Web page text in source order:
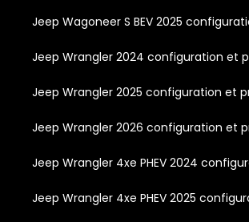
Jeep Wagoneer S BEV 2025
Jeep Wrangler 2024 configuration et
Jeep Wrangler 2025 configuration et
Jeep Wrangler 2026 configuration et
Jeep Wrangler 4xe PHEV 2024
Jeep Wrangler 4xe PHEV 2025